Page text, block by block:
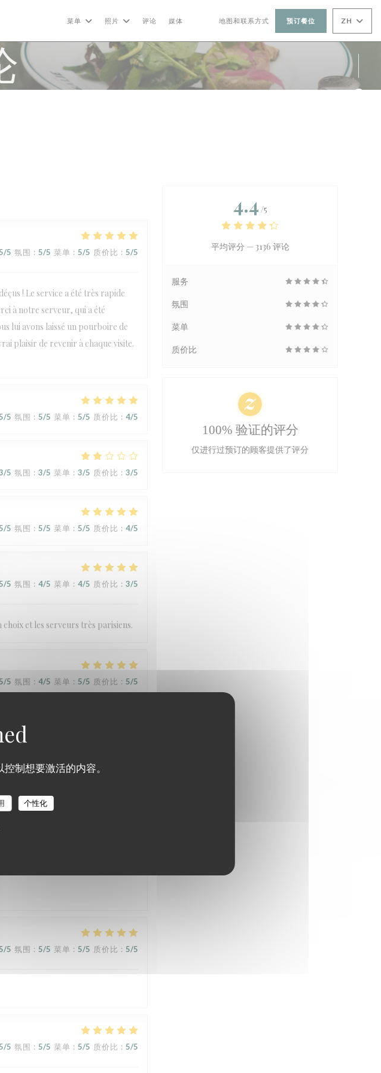
制想要激活的内容。
个性化
菜单 照片 评论 媒体
((在新窗口中打开))
((在新窗口中打开))
地图和联系方式 预订餐位 ZH
/5 氛围 : 5/5 菜单 : 5/5 质价比 : 5/5
! Le service a été très rapide
à notre serveur, qui a été
lui avons laissé un pourboire de
plaisir de revenir à chaque visite.
/5 氛围 : 5/5 菜单 : 5/5 质价比 : 4/5
/5 氛围 : 3/5 菜单 : 3/5 质价比 : 3/5
/5 氛围 : 5/5 菜单 : 5/5 质价比 : 4/5
/5 氛围 : 4/5 菜单 : 4/5 质价比 : 3/5
et les serveurs très parisiens.
/5 氛围 : 4/5 菜单 : 5/5 质价比 : 5/5
ce restaurant sans hésitation et
/5 氛围: 3/5
/5 氛围 : 5/5 菜单 : 5/5 质价比 : 5/5
/5 氛围 : 5/5 菜单 : 5/5 质价比 : 5/5
4.4 /5
平均评分 — 3136 评论
服务
氛围
菜单
质价比
100% 验证的评分
仅进行过预订的顾客提供了评分